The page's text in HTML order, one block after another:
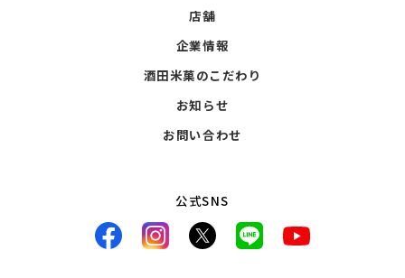
店舗
企業情報
酒田米菓のこだわり
お知らせ
お問い合わせ
公式SNS